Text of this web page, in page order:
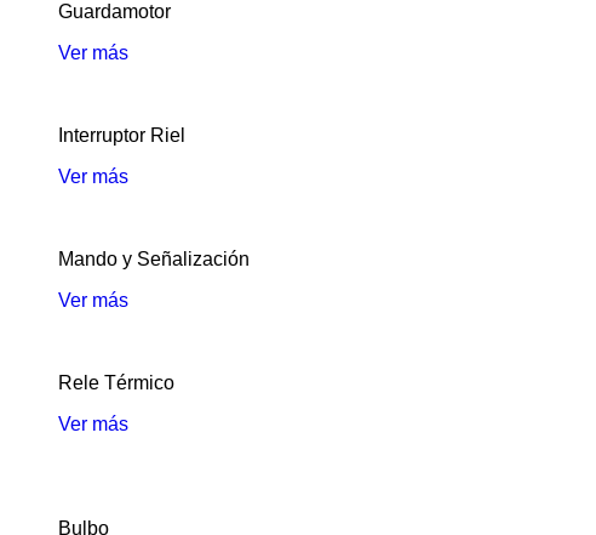
Guardamotor
Ver más
Interruptor Riel
Ver más
Mando y Señalización
Ver más
Rele Térmico
Ver más
Bulbo